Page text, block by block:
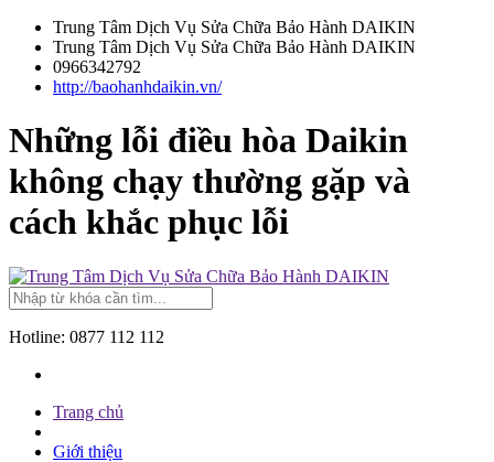
Trung Tâm Dịch Vụ Sửa Chữa Bảo Hành DAIKIN
Trung Tâm Dịch Vụ Sửa Chữa Bảo Hành DAIKIN
0966342792
http://baohanhdaikin.vn/
Những lỗi điều hòa Daikin
không chạy thường gặp và
cách khắc phục lỗi
Hotline: 0877 112 112
Trang chủ
Giới thiệu